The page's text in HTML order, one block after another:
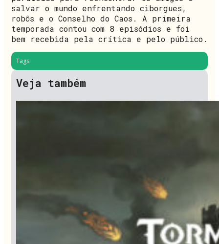
salvar o mundo enfrentando ciborgues,
robôs e o Conselho do Caos. A primeira
temporada contou com 8 episódios e foi
bem recebida pela crítica e pelo público.
Tags:
Veja também